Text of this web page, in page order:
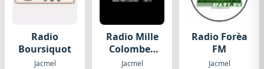
Radio
Boursiquot
Jacmel
Radio Mille
Colombes
FM
Jacmel
Radio Forèa
FM
Jacmel